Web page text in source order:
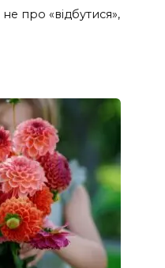
про «відбутися»,